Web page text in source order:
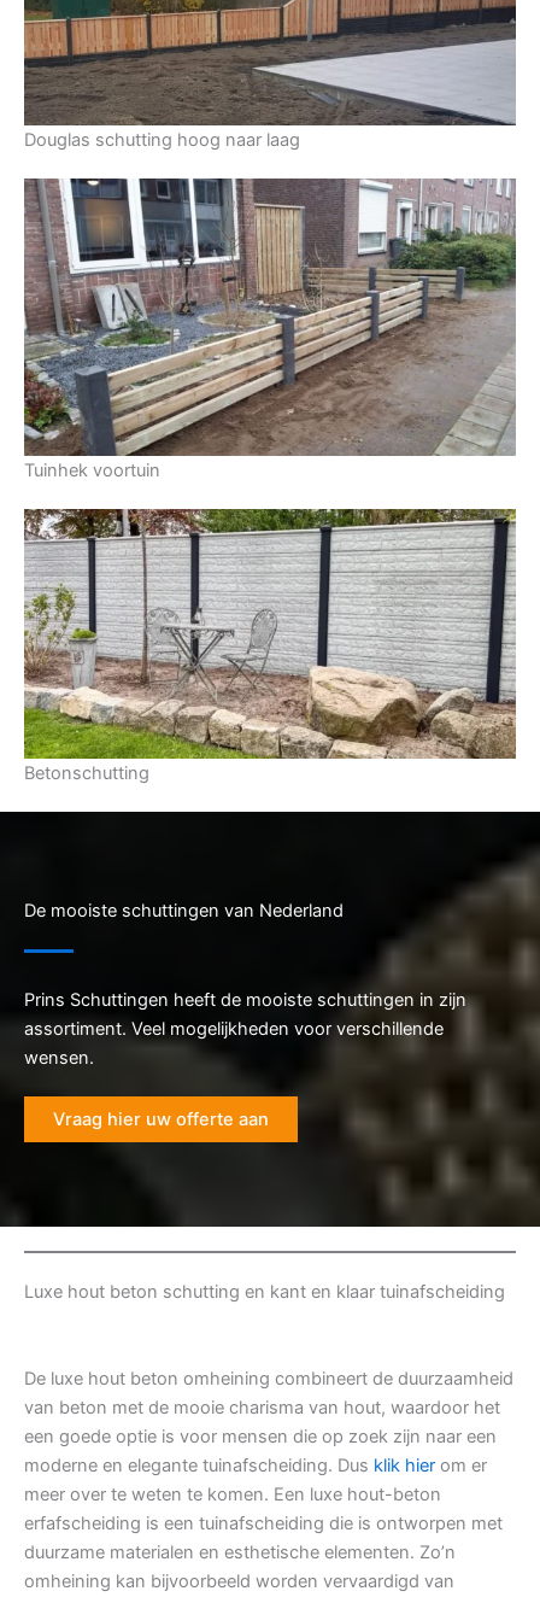
Douglas schutting hoog naar laag
Tuinhek voortuin
Betonschutting
De mooiste schuttingen van Nederland
Prins Schuttingen heeft de mooiste schuttingen in zijn
assortiment. Veel mogelijkheden voor verschillende
wensen.
Vraag hier uw offerte aan
Luxe hout beton schutting en kant en klaar tuinafscheiding
De luxe hout beton omheining combineert de duurzaamheid
van beton met de mooie charisma van hout, waardoor het
een goede optie is voor mensen die op zoek zijn naar een
moderne en elegante tuinafscheiding. Dus klik hier om er
meer over te weten te komen. Een luxe hout-beton
erfafscheiding is een tuinafscheiding die is ontworpen met
duurzame materialen en esthetische elementen. Zo’n
omheining kan bijvoorbeeld worden vervaardigd van